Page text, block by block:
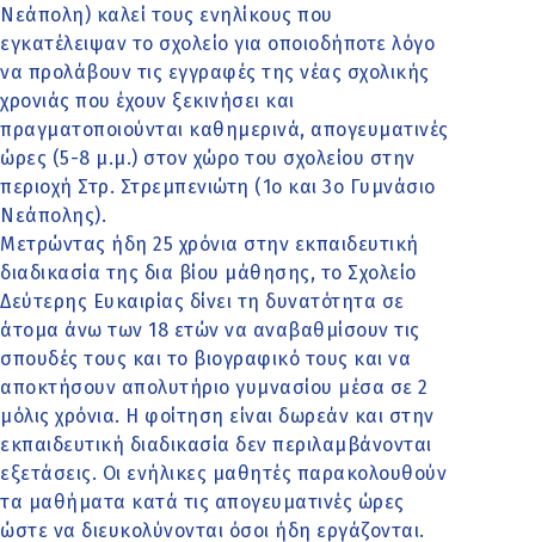
Νεάπολη) καλεί τους ενηλίκους που
εγκατέλειψαν το σχολείο για οποιοδήποτε λόγο
να προλάβουν τις εγγραφές της νέας σχολικής
χρονιάς που έχουν ξεκινήσει και
πραγματοποιούνται καθημερινά, απογευματινές
ώρες (5-8 μ.μ.) στον χώρο του σχολείου στην
περιοχή Στρ. Στρεμπενιώτη (1ο και 3ο Γυμνάσιο
Νεάπολης).
Μετρώντας ήδη 25 χρόνια στην εκπαιδευτική
διαδικασία της δια βίου μάθησης, το Σχολείο
Δεύτερης Ευκαιρίας δίνει τη δυνατότητα σε
άτομα άνω των 18 ετών να αναβαθμίσουν τις
σπουδές τους και το βιογραφικό τους και να
αποκτήσουν απολυτήριο γυμνασίου μέσα σε 2
μόλις χρόνια. Η φοίτηση είναι δωρεάν και στην
εκπαιδευτική διαδικασία δεν περιλαμβάνονται
εξετάσεις. Οι ενήλικες μαθητές παρακολουθούν
τα μαθήματα κατά τις απογευματινές ώρες
ώστε να διευκολύνονται όσοι ήδη εργάζονται.